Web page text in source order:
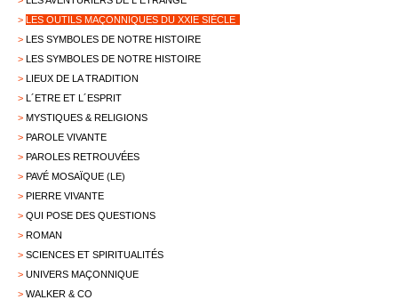
> LES OUTILS MAÇONNIQUES DU XXIE SIÈCLE
> LES SYMBOLES DE NOTRE HISTOIRE
> LES SYMBOLES DE NOTRE HISTOIRE
> LIEUX DE LA TRADITION
> L´ETRE ET L´ESPRIT
> MYSTIQUES & RELIGIONS
> PAROLE VIVANTE
> PAROLES RETROUVÉES
> PAVÉ MOSAÏQUE (LE)
> PIERRE VIVANTE
> QUI POSE DES QUESTIONS
> ROMAN
> SCIENCES ET SPIRITUALITÉS
> UNIVERS MAÇONNIQUE
> WALKER & CO